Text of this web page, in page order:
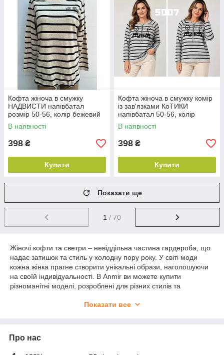
Кофта жіноча в смужку
НАДВИСТИ напівбатал
розмір 50-56, колір бежевий
В наявності
398 ₴
Купити
Кофта жіноча в смужку комір
із зав'язками КоТИКИ
напівбатал 50-56, колір
уточнюйте під час
замовлення
В наявності
398 ₴
Купити
Показати ще
1 / 70
Жіночі кофти та светри – невіддільна частина гардероба, що
надає затишок та стиль у холодну пору року. У світі моди
кожна жінка прагне створити унікальні образи, наголошуючи
на своїй індивідуальності. В Anmir ви можете купити
різноманітні моделі, розроблені для різних стилів та
що поєднує тепло, комфорт і стиль. Ми співпрацюємо з
цінами.
Показати все
Про нас